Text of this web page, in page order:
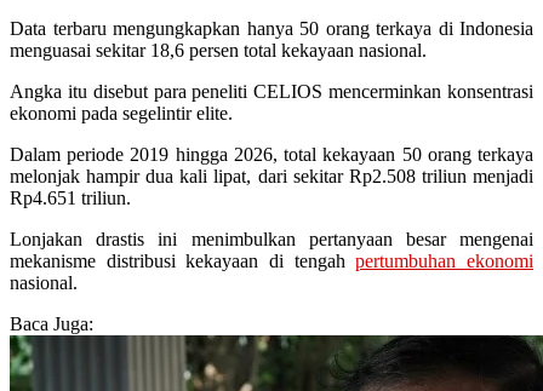
Data terbaru mengungkapkan hanya 50 orang terkaya di Indonesia
menguasai sekitar 18,6 persen total kekayaan nasional.
Angka itu disebut para peneliti CELIOS mencerminkan konsentrasi
ekonomi pada segelintir elite.
Dalam periode 2019 hingga 2026, total kekayaan 50 orang terkaya
melonjak hampir dua kali lipat, dari sekitar Rp2.508 triliun menjadi
Rp4.651 triliun.
Lonjakan drastis ini menimbulkan pertanyaan besar mengenai
mekanisme distribusi kekayaan di tengahpertumbuhan ekonomi
nasional.
Baca Juga: